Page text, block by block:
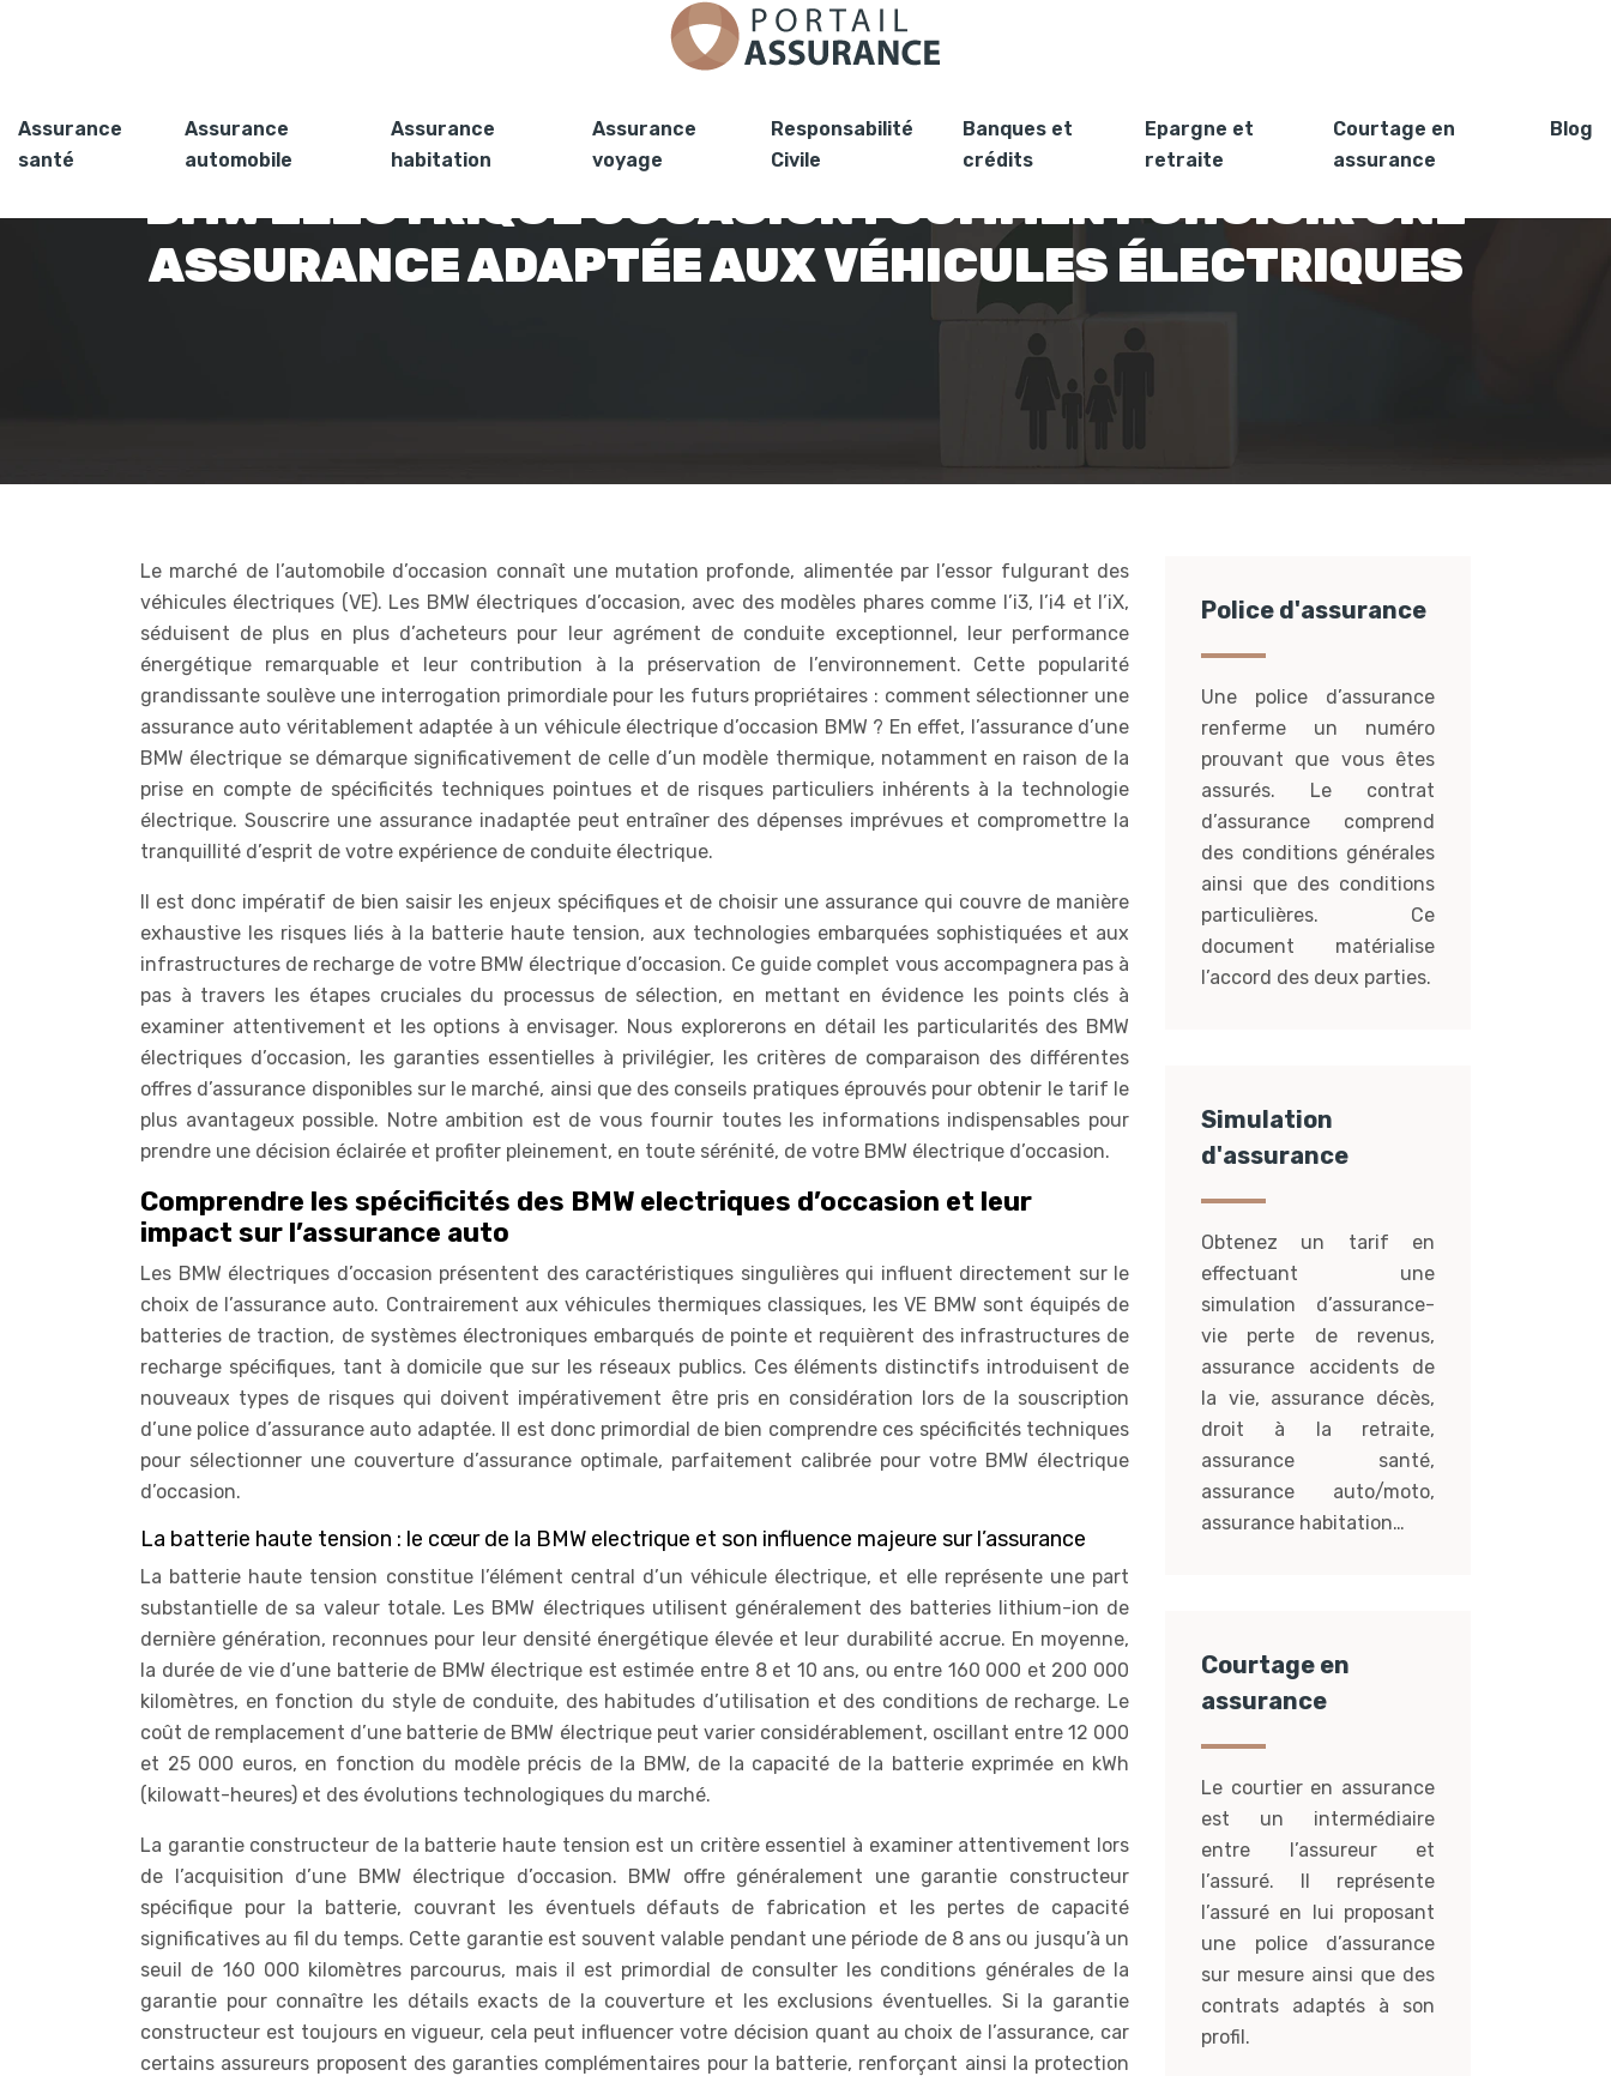
Assurance
santé
Assurance
automobile
Assurance
habitation
Assurance
voyage
Responsabilité
Civile
Banques et
crédits
Epargne et
retraite
Courtage en
assurance
Blog
BMW ÉLECTRIQUE OCCASION : COMMENT CHOISIR UNE
ASSURANCE ADAPTÉE AUX VÉHICULES ÉLECTRIQUES
Le marché de l’automobile d’occasion connaît une mutation profonde, alimentée par l’essor fulgurant des
véhicules électriques (VE). Les BMW électriques d’occasion, avec des modèles phares comme l’i3, l’i4 et l’iX,
séduisent de plus en plus d’acheteurs pour leur agrément de conduite exceptionnel, leur performance
énergétique remarquable et leur contribution à la préservation de l’environnement. Cette popularité
grandissante soulève une interrogation primordiale pour les futurs propriétaires : comment sélectionner une
assurance auto véritablement adaptée à un véhicule électrique d’occasion BMW ? En effet, l’assurance d’une
BMW électrique se démarque significativement de celle d’un modèle thermique, notamment en raison de la
prise en compte de spécificités techniques pointues et de risques particuliers inhérents à la technologie
électrique. Souscrire une assurance inadaptée peut entraîner des dépenses imprévues et compromettre la
tranquillité d’esprit de votre expérience de conduite électrique.
Il est donc impératif de bien saisir les enjeux spécifiques et de choisir une assurance qui couvre de manière
exhaustive les risques liés à la batterie haute tension, aux technologies embarquées sophistiquées et aux
infrastructures de recharge de votre BMW électrique d’occasion. Ce guide complet vous accompagnera pas à
pas à travers les étapes cruciales du processus de sélection, en mettant en évidence les points clés à
examiner attentivement et les options à envisager. Nous explorerons en détail les particularités des BMW
électriques d’occasion, les garanties essentielles à privilégier, les critères de comparaison des différentes
offres d’assurance disponibles sur le marché, ainsi que des conseils pratiques éprouvés pour obtenir le tarif le
plus avantageux possible. Notre ambition est de vous fournir toutes les informations indispensables pour
prendre une décision éclairée et profiter pleinement, en toute sérénité, de votre BMW électrique d’occasion.
Comprendre les spécificités des BMW electriques d’occasion et leur
impact sur l’assurance auto
Les BMW électriques d’occasion présentent des caractéristiques singulières qui influent directement sur le
choix de l’assurance auto. Contrairement aux véhicules thermiques classiques, les VE BMW sont équipés de
batteries de traction, de systèmes électroniques embarqués de pointe et requièrent des infrastructures de
recharge spécifiques, tant à domicile que sur les réseaux publics. Ces éléments distinctifs introduisent de
nouveaux types de risques qui doivent impérativement être pris en considération lors de la souscription
d’une police d’assurance auto adaptée. Il est donc primordial de bien comprendre ces spécificités techniques
pour sélectionner une couverture d’assurance optimale, parfaitement calibrée pour votre BMW électrique
d’occasion.
La batterie haute tension : le cœur de la BMW electrique et son influence majeure sur l’assurance
La batterie haute tension constitue l’élément central d’un véhicule électrique, et elle représente une part
substantielle de sa valeur totale. Les BMW électriques utilisent généralement des batteries lithium-ion de
dernière génération, reconnues pour leur densité énergétique élevée et leur durabilité accrue. En moyenne,
la durée de vie d’une batterie de BMW électrique est estimée entre 8 et 10 ans, ou entre 160 000 et 200 000
kilomètres, en fonction du style de conduite, des habitudes d’utilisation et des conditions de recharge. Le
coût de remplacement d’une batterie de BMW électrique peut varier considérablement, oscillant entre 12 000
et 25 000 euros, en fonction du modèle précis de la BMW, de la capacité de la batterie exprimée en kWh
(kilowatt-heures) et des évolutions technologiques du marché.
La garantie constructeur de la batterie haute tension est un critère essentiel à examiner attentivement lors
de l’acquisition d’une BMW électrique d’occasion. BMW offre généralement une garantie constructeur
spécifique pour la batterie, couvrant les éventuels défauts de fabrication et les pertes de capacité
significatives au fil du temps. Cette garantie est souvent valable pendant une période de 8 ans ou jusqu’à un
seuil de 160 000 kilomètres parcourus, mais il est primordial de consulter les conditions générales de la
garantie pour connaître les détails exacts de la couverture et les exclusions éventuelles. Si la garantie
constructeur est toujours en vigueur, cela peut influencer votre décision quant au choix de l’assurance, car
certains assureurs proposent des garanties complémentaires pour la batterie, renforçant ainsi la protection
Police d'assurance
Une police d’assurance
renferme un numéro
prouvant que vous êtes
assurés. Le contrat
d’assurance comprend
des conditions générales
ainsi que des conditions
particulières. Ce
document matérialise
l’accord des deux parties.
Simulation
d'assurance
Obtenez un tarif en
effectuant une
simulation d’assurance-
vie perte de revenus,
assurance accidents de
la vie, assurance décès,
droit à la retraite,
assurance santé,
assurance auto/moto,
assurance habitation…
Courtage en
assurance
Le courtier en assurance
est un intermédiaire
entre l’assureur et
l’assuré. Il représente
l’assuré en lui proposant
une police d’assurance
sur mesure ainsi que des
contrats adaptés à son
profil.